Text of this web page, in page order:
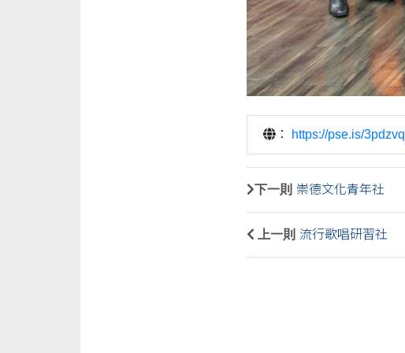
： https://pse.is/3pdzvq
下一則 崇德文化青年社
上一則 流行歌唱研習社